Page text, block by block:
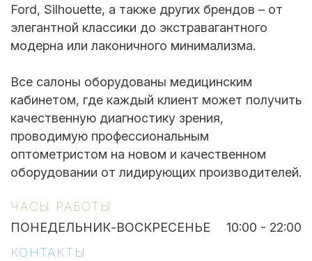
Ford, Silhouette, а также других брендов – от
элегантной классики до экстравагантного
модерна или лаконичного минимализма.
Все салоны оборудованы медицинским
кабинетом, где каждый клиент может получить
качественную диагностику зрения,
проводимую профессиональным
оптометристом на новом и качественном
оборудовании от лидирующих производителей.
ЧАСЫ РАБОТЫ
ПОНЕДЕЛЬНИК-ВОСКРЕСЕНЬЕ
10:00 - 22:00
КОНТАКТЫ